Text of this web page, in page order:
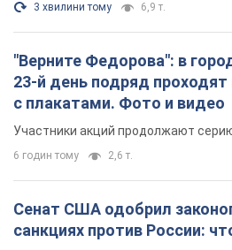
3 хвилини тому 6,9 т.
"Верните Федорова": в
23-й день подряд
с плакатами. Фото и видео
Участники акций продолжают
6 годин тому 2,6 т.
Сенат США одобрил
санкциях против России: